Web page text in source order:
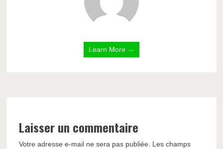
Learn More →
Laisser un commentaire
Votre adresse e-mail ne sera pas publiée.
Les champs